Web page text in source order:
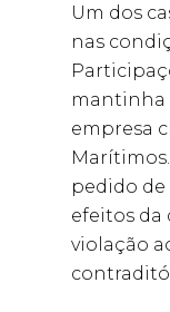
Um dos
nas
mantinha
empresa
pedido
efeitos da
violação